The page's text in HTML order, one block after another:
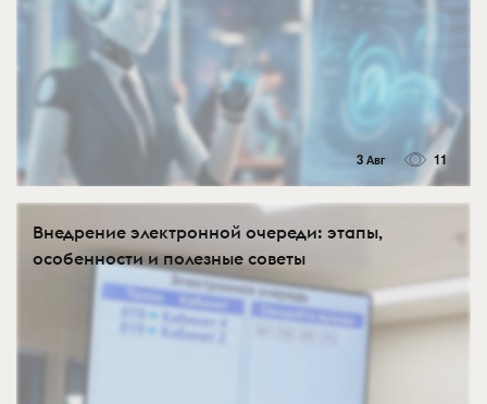
3 Авг 11
Внедрение электронной очереди: этапы,
особенности и полезные советы